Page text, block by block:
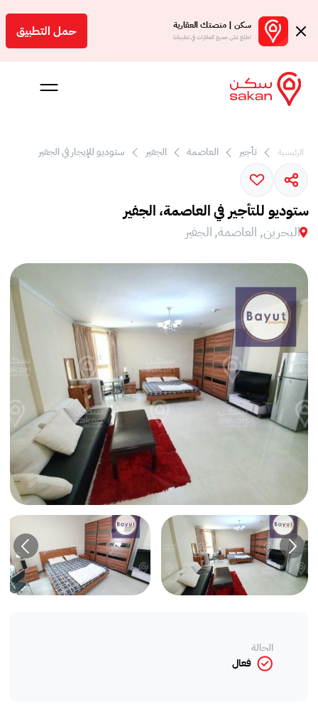
سكن | منصتك العقارية
اطلع على جميع العقارات في تطبيقنا حمل التطبيق
الرئيسية تأجير العاصمة الجفير ستوديو للإيجار في الجفير
ستوديو للتأجير في العاصمة، الجفير
البحرين, العاصمة, الجفير
الحالة
فعال